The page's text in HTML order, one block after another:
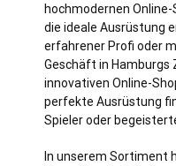
hochmodernen
die ideale Ausrüstung
erfahrener Profi oder
Geschäft in Hamburgs
innovativen Online-
perfekte Ausrüstung
Spieler oder
In unserem Sortiment